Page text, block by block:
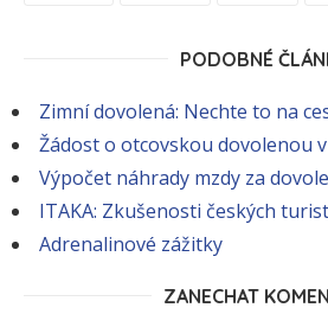
PODOBNÉ
Zimní dovolená: Nechte to na
Žádost o otcovskou dovolenou v
Výpočet náhrady mzdy za
ITAKA: Zkušenosti českých
Adrenalinové zážitky
ZANECHAT